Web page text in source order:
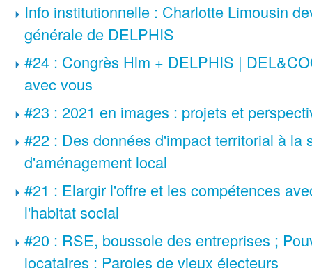
Info institutionnelle : Charlotte Limousin
générale de DELPHIS
#24 : Congrès Hlm + DELPHIS |
avec vous
#23 : 2021 en images : projets et
#22 : Des données d'impact territorial à la
d'aménagement local
#21 : Elargir l'offre et les compétences
l'habitat social
#20 : RSE, boussole des entreprises ;
locataires ; Paroles de vieux électeurs